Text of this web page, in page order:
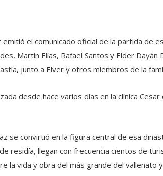
emitió el comunicado oficial de la partida de
Martín Elías, Rafael Santos y Elder Dayán
junto a Elver y otros miembros de la
desde hace varios días en la clínica
se convirtió en la figura central de esa
residía, llegan con frecuencia cientos de
la vida y obra del más grande del vallenato